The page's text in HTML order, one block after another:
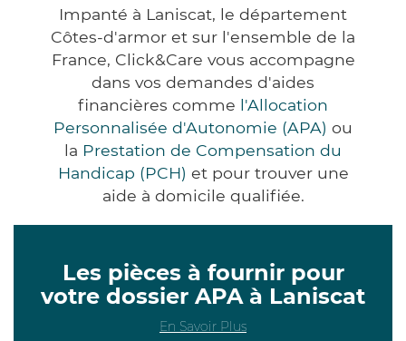
Impanté à Laniscat, le département
Côtes-d'armor et sur l'ensemble de la
France, Click&Care vous accompagne
dans vos demandes d'aides
financières comme l'Allocation
Personnalisée d'Autonomie (APA) ou
la Prestation de Compensation du
Handicap (PCH) et pour trouver une
aide à domicile qualifiée.
Les pièces à fournir pour
votre dossier APA à Laniscat
En Savoir Plus